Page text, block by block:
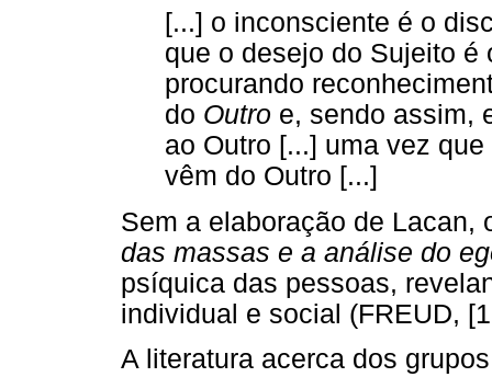
[...] o inconsciente é o
que o desejo do Sujeito
procurando
do Outro e, sendo assim,
ao Outro [...] uma vez
vêm do Outro [...]
Sem a elaboração de
das massas e a análise do
psíquica das pessoas,
individual e social (FREUD,
A literatura acerca dos